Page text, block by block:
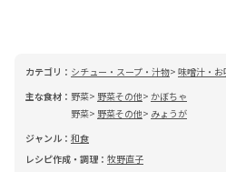
カテゴリ： シチュー・スープ・汁物 味噌汁・お
主な食材： 野菜 野菜その他
かぼちゃ
野菜
野菜その他
みょうが
ジャンル： 和食
レシピ作成・調理： 牧野直子